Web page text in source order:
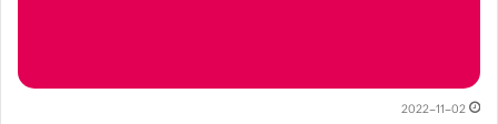
2022-11-02